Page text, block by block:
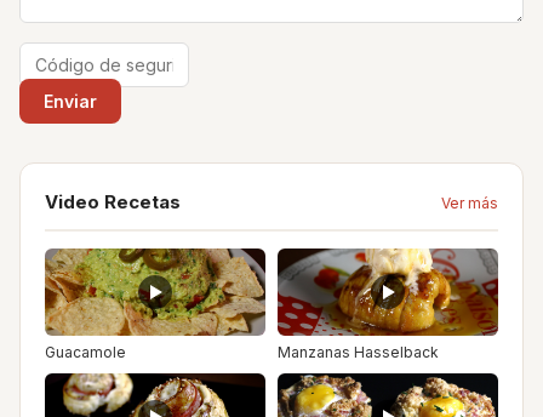
Video Recetas Ver más
Guacamole Manzanas Hasselback